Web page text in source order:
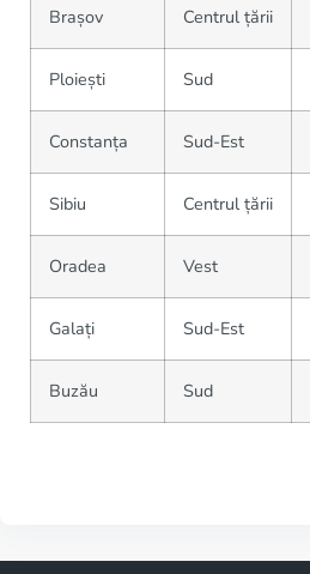
Brașov Centrul țării
Ploiești Sud
Constanța Sud-Est
Sibiu Centrul țării
Oradea Vest
Galați Sud-Est
Buzău Sud